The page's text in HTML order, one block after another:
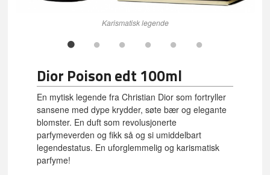
Karismatisk legende
Dior Poison edt 100ml
En mytisk legende fra Christian Dior som fortryller
sansene med dype krydder, søte bær og elegante
blomster. En duft som revolusjonerte
parfymeverden og fikk så og si umiddelbart
legendestatus. En uforglemmelig og karismatisk
parfyme!